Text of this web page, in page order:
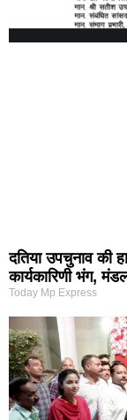
दतिया उपचुनाव की
कार्यकारिणी भंग,
Today Mp Express